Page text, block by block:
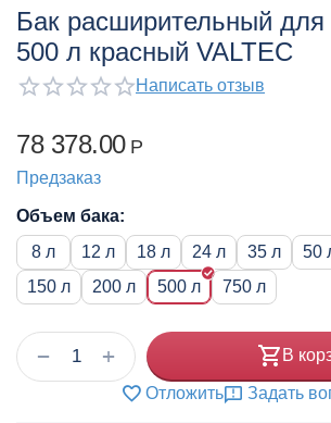
Бак расширительный для
500 л красный VALTEC
Написать отзыв
78 378.00 Р
Предзаказ
Объем бака:
8 л
12 л 18 л 24 л 35 л 50
150 л
200 л 500 л 750 л
+
− В
Отложить Задать